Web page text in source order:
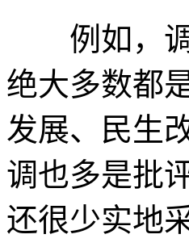
例如，调
绝大多数都
发展、民生
调也多是批
还很少实地